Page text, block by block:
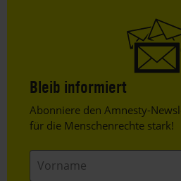
Bleib informiert
Header
Text
Abonniere den Amnesty-
für die Menschenrechte stark!